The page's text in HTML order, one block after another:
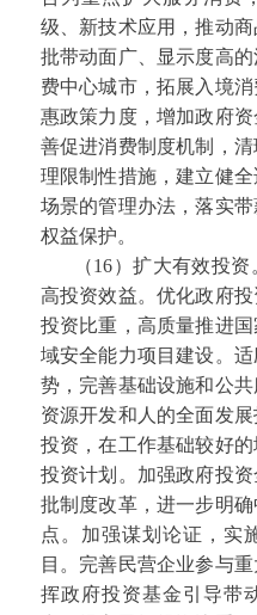
级、新技术应用，推动
批带动面广、显示度高
费中心城市，拓展入境
惠政策力度，增加政府
善促进消费制度机制，
理限制性措施，建立健
场景的管理办法，落实
权益保护。
（16）扩大有效投
高投资效益。优化政府
投资比重，高质量推进
域安全能力项目建设。
势，完善基础设施和公
资源开发和人的全面发
投资，在工作基础较好
投资计划。加强政府投
批制度改革，进一步明
点。加强谋划论证，实
目。完善民营企业参与
挥政府投资基金引导带